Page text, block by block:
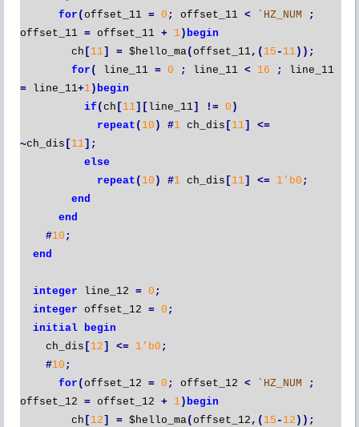
for ( offset_11 = 0 ; offset_11 < `HZ_NUM
;
offset_11 = offset_11 + 1) begin
ch [ 11] = $hello_ma( offset_11,( 15 - 11));
for ( line_11 = 0 ; line_11 < 16 ;
line_11
= line_11+1) begin
if ( ch [ 11][ line_11] != 0 )
repeat ( 10 ) #1 ch_dis [ 11]
<=
~ch_dis [ 11];
else
repeat ( 10 ) #1 ch_dis [ 11] <= 1'b0 ;
end
end
#10 ;
end
integer line_12 = 0 ;
integer offset_12 = 0 ;
initial
begin
ch_dis [ 12 ] <= 1'b0 ;
#10 ;
for ( offset_12 = 0 ; offset_12 < `HZ_NUM
;
offset_12 = offset_12 + 1) begin
ch [ 12 ] = $hello_ma( offset_12 ,( 15 - 12 ));